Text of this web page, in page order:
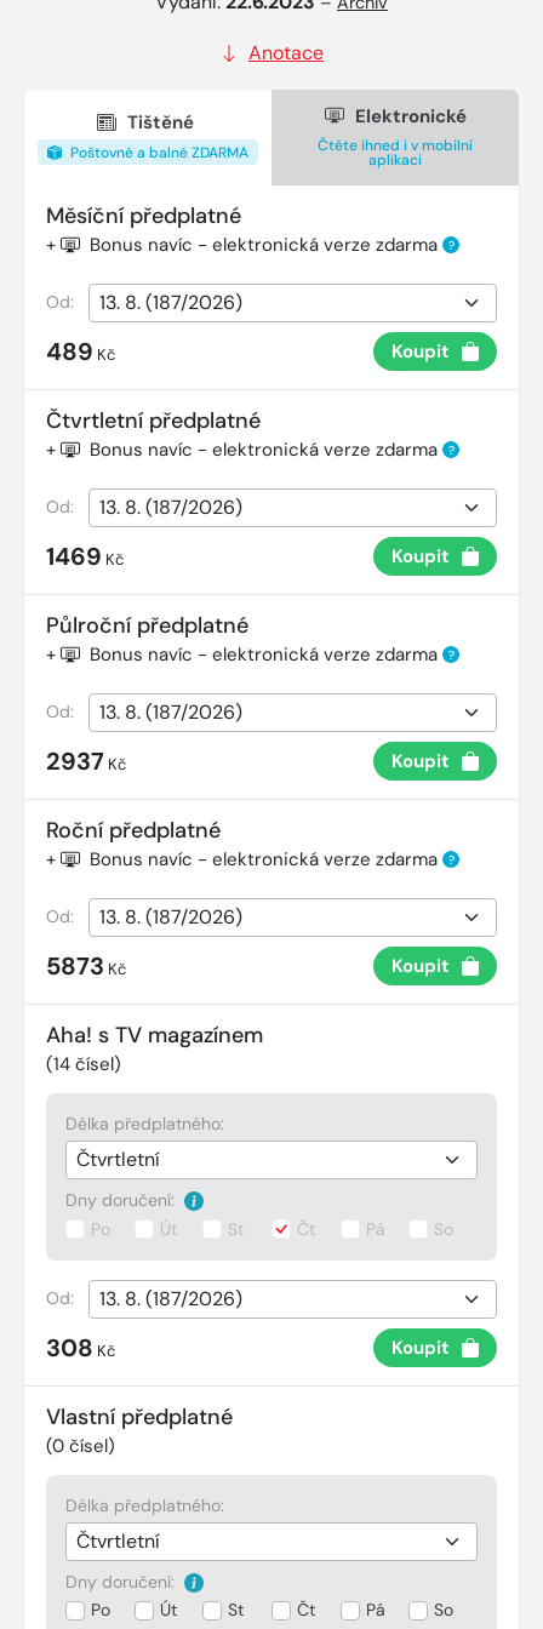
Anotace
Tištěné
Poštovné a balné ZDARMA
Elektronické
Čtěte ihned i v mobilní
aplikaci
Měsíční předplatné
+ Bonus navíc - elektronická verze zdarma ?
Od:
489 Kč Koupit
Čtvrtletní předplatné
+ Bonus navíc - elektronická verze zdarma ?
Od:
1469 Kč Koupit
Půlroční předplatné
+ Bonus navíc - elektronická verze zdarma ?
Od:
2937 Kč Koupit
Roční předplatné
+ Bonus navíc - elektronická verze zdarma ?
Od:
5873 Kč Koupit
Aha! s TV magazínem
(14 čísel)
Délka předplatného:
Dny doručení:
Po
Út St Čt Pá So
Od:
308 Kč Koupit
Vlastní předplatné
(0 čísel)
Délka předplatného:
Dny doručení:
Po
Út St Čt Pá So